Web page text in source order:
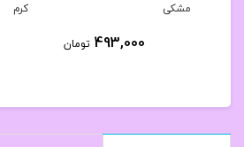
مشکی
493,000 تومان
کرم